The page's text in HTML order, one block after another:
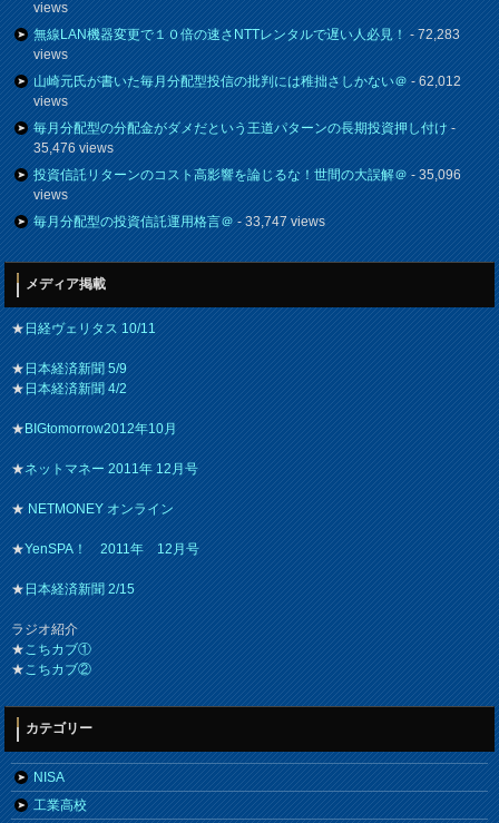
views
無線LAN機器変更で１０倍の速さNTTレンタルで遅い人必見！- 72,283
views
山崎元氏が書いた毎月分配型投信の批判には稚拙さしかない＠- 62,012
views
毎月分配型の分配金がダメだという王道パターンの長期投資押し付け-
35,476 views
投資信託リターンのコスト高影響を論じるな！世間の大誤解＠- 35,096
views
毎月分配型の投資信託運用格言＠- 33,747 views
メディア掲載
★日経ヴェリタス 10/11
★日本経済新聞 5/9
★日本経済新聞 4/2
★BIGtomorrow2012年10月
★ネットマネー 2011年 12月号
★NETMONEY オンライン
★YenSPA！ 2011年 12月号
★日本経済新聞 2/15
ラジオ紹介
★こちカブ①
★こちカブ②
カテゴリー
NISA
工業高校